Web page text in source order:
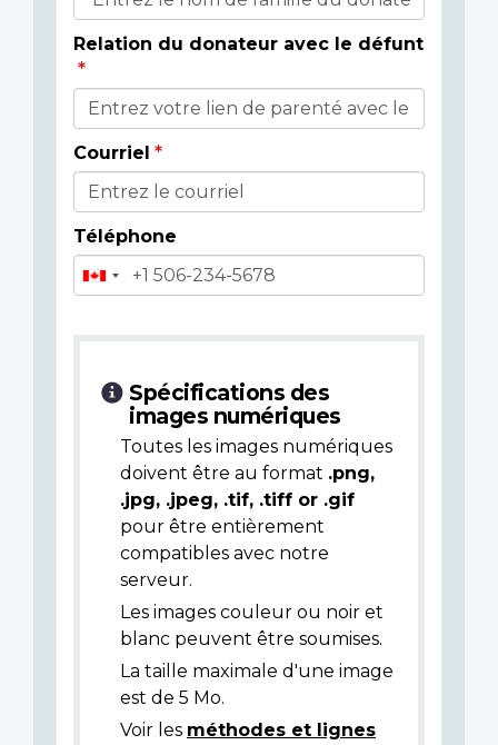
Relation du donateur avec le défunt
Courriel
Téléphone
Spécifications des
images numériques
Toutes les images numériques
doivent être au format .png,
.jpg, .jpeg, .tif, .tiff or .gif
pour être entièrement
compatibles avec notre
serveur.
Les images couleur ou noir et
blanc peuvent être soumises.
La taille maximale d'une image
est de 5 Mo.
Voir les méthodes et lignes